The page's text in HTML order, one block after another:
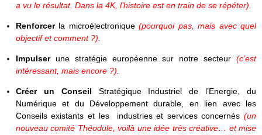
a vu le résultat. Dans la 4K, l’histoire est en train de se répéter).
Renforcerla microélectronique(pourquoi pas, mais avec quel
objectif et comment ?).
Impulserune stratégie européenne sur notre secteur (c’est
intéressant, mais encore ?).
Créer un Conseil Stratégique Industriel de l’Energie, du
Numérique et du Développement durable, en lien avec les
Conseils existants et les industries et services concernés (un
nouveau comité Théodule, voilà une idée très créative… et mise